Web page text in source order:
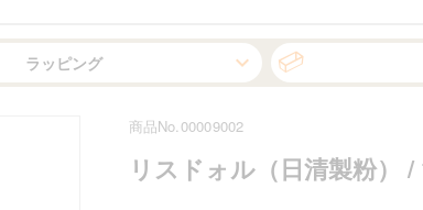
ラッピング
商品No.00009002
リスドォル（日清製粉） /